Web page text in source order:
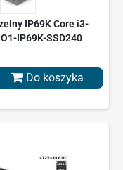
IP69K Core i3-
IP69K-SSD240
Do koszyka